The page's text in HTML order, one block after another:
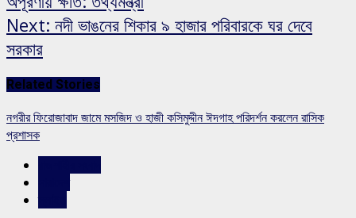
Next: নদী ভাঙনের শিকার ৯ হাজার পরিবারকে ঘর দেবে
সরকার
Related Stories
নগরীর ফিরোজাবাদ জামে মসজিদ ও হাজী কসিমুদ্দীন ঈদগাহ পরিদর্শন করলেন রাসিক
প্রশাসক